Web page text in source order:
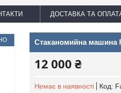
ДОСТАВКА ТА
Стаканомийна машина
12 000 ₴
Немає в наявності Код: